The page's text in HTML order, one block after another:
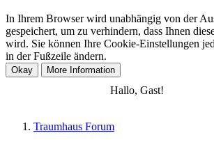
In Ihrem Browser wird unabhängig von der
gespeichert, um zu verhindern, dass Ihnen
wird. Sie können Ihre Cookie-Einstellungen
in der Fußzeile ändern.
Hallo, Gast!
Traumhaus Forum